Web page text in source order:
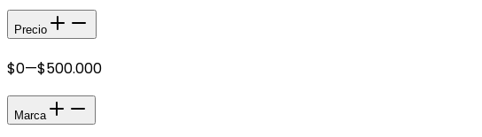
Precio
$0—$500.000
Marca